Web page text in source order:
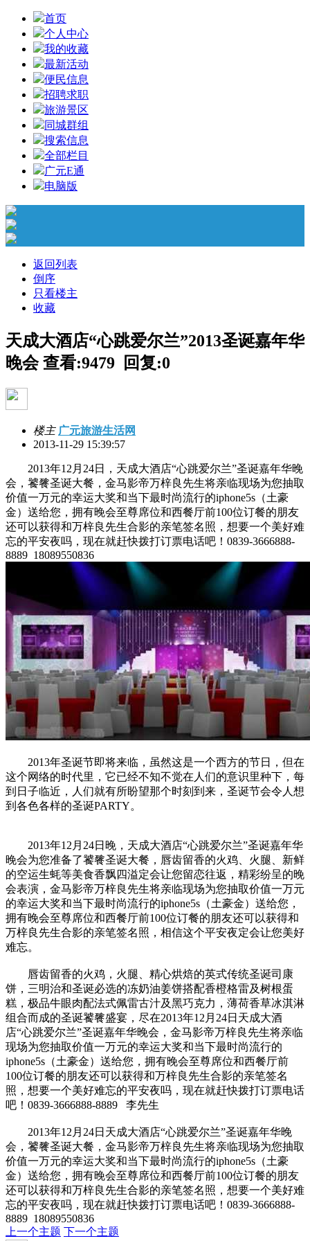
首页
个人中心
我的收藏
最新活动
便民信息
招聘求职
旅游景区
同城群组
搜索信息
全部栏目
广元E通
电脑版
返回列表
倒序
只看楼主
收藏
天成大酒店“心跳爱尔兰”2013圣诞嘉年华
晚会查看:9479 回复:0
楼主 广元旅游生活网
2013-11-29 15:39:57
2013年12月24日，天成大酒店“心跳爱尔兰”圣诞嘉年华晚
会，饕餮圣诞大餐，金马影帝万梓良先生将亲临现场为您抽取
价值一万元的幸运大奖和当下最时尚流行的iphone5s（土豪
金）送给您，拥有晚会至尊席位和西餐厅前100位订餐的朋友
还可以获得和万梓良先生合影的亲笔签名照，想要一个美好难
忘的平安夜吗，现在就赶快拨打订票电话吧！0839-3666888-
8889 18089550836
2013年圣诞节即将来临，虽然这是一个西方的节日，但在
这个网络的时代里，它已经不知不觉在人们的意识里种下，每
到日子临近，人们就有所盼望那个时刻到来，圣诞节会令人想
到各色各样的圣诞PARTY。
2013年12月24日晚，天成大酒店“心跳爱尔兰”圣诞嘉年华
晚会为您准备了饕餮圣诞大餐，唇齿留香的火鸡、火腿、新鲜
的空运生蚝等美食香飘四溢定会让您留恋往返，精彩纷呈的晚
会表演，金马影帝万梓良先生将亲临现场为您抽取价值一万元
的幸运大奖和当下最时尚流行的iphone5s（土豪金）送给您，
拥有晚会至尊席位和西餐厅前100位订餐的朋友还可以获得和
万梓良先生合影的亲笔签名照，相信这个平安夜定会让您美好
难忘。
唇齿留香的火鸡，火腿、精心烘焙的英式传统圣诞司康
饼，三明治和圣诞必选的冻奶油姜饼搭配香橙格雷及树根蛋
糕，极品牛眼肉配法式佩雷古汁及黑巧克力，薄荷香草冰淇淋
组合而成的圣诞饕餮盛宴，尽在2013年12月24日天成大酒
店“心跳爱尔兰”圣诞嘉年华晚会，金马影帝万梓良先生将亲临
现场为您抽取价值一万元的幸运大奖和当下最时尚流行的
iphone5s（土豪金）送给您，拥有晚会至尊席位和西餐厅前
100位订餐的朋友还可以获得和万梓良先生合影的亲笔签名
照，想要一个美好难忘的平安夜吗，现在就赶快拨打订票电话
吧！0839-3666888-8889 李先生
2013年12月24日天成大酒店“心跳爱尔兰”圣诞嘉年华晚
会，饕餮圣诞大餐，金马影帝万梓良先生将亲临现场为您抽取
价值一万元的幸运大奖和当下最时尚流行的iphone5s（土豪
金）送给您，拥有晚会至尊席位和西餐厅前100位订餐的朋友
还可以获得和万梓良先生合影的亲笔签名照，想要一个美好难
忘的平安夜吗，现在就赶快拨打订票电话吧！0839-3666888-
8889 18089550836
上一个主题 下一个主题